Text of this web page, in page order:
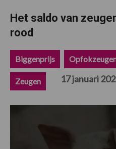
Het saldo van
rood
Biggenprijs
Zeugen 17 januari